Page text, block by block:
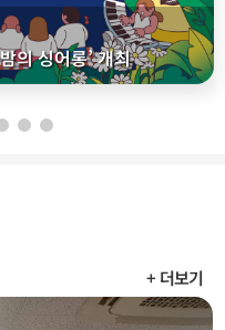
의 싱어롱’ 개최
+ 더보기